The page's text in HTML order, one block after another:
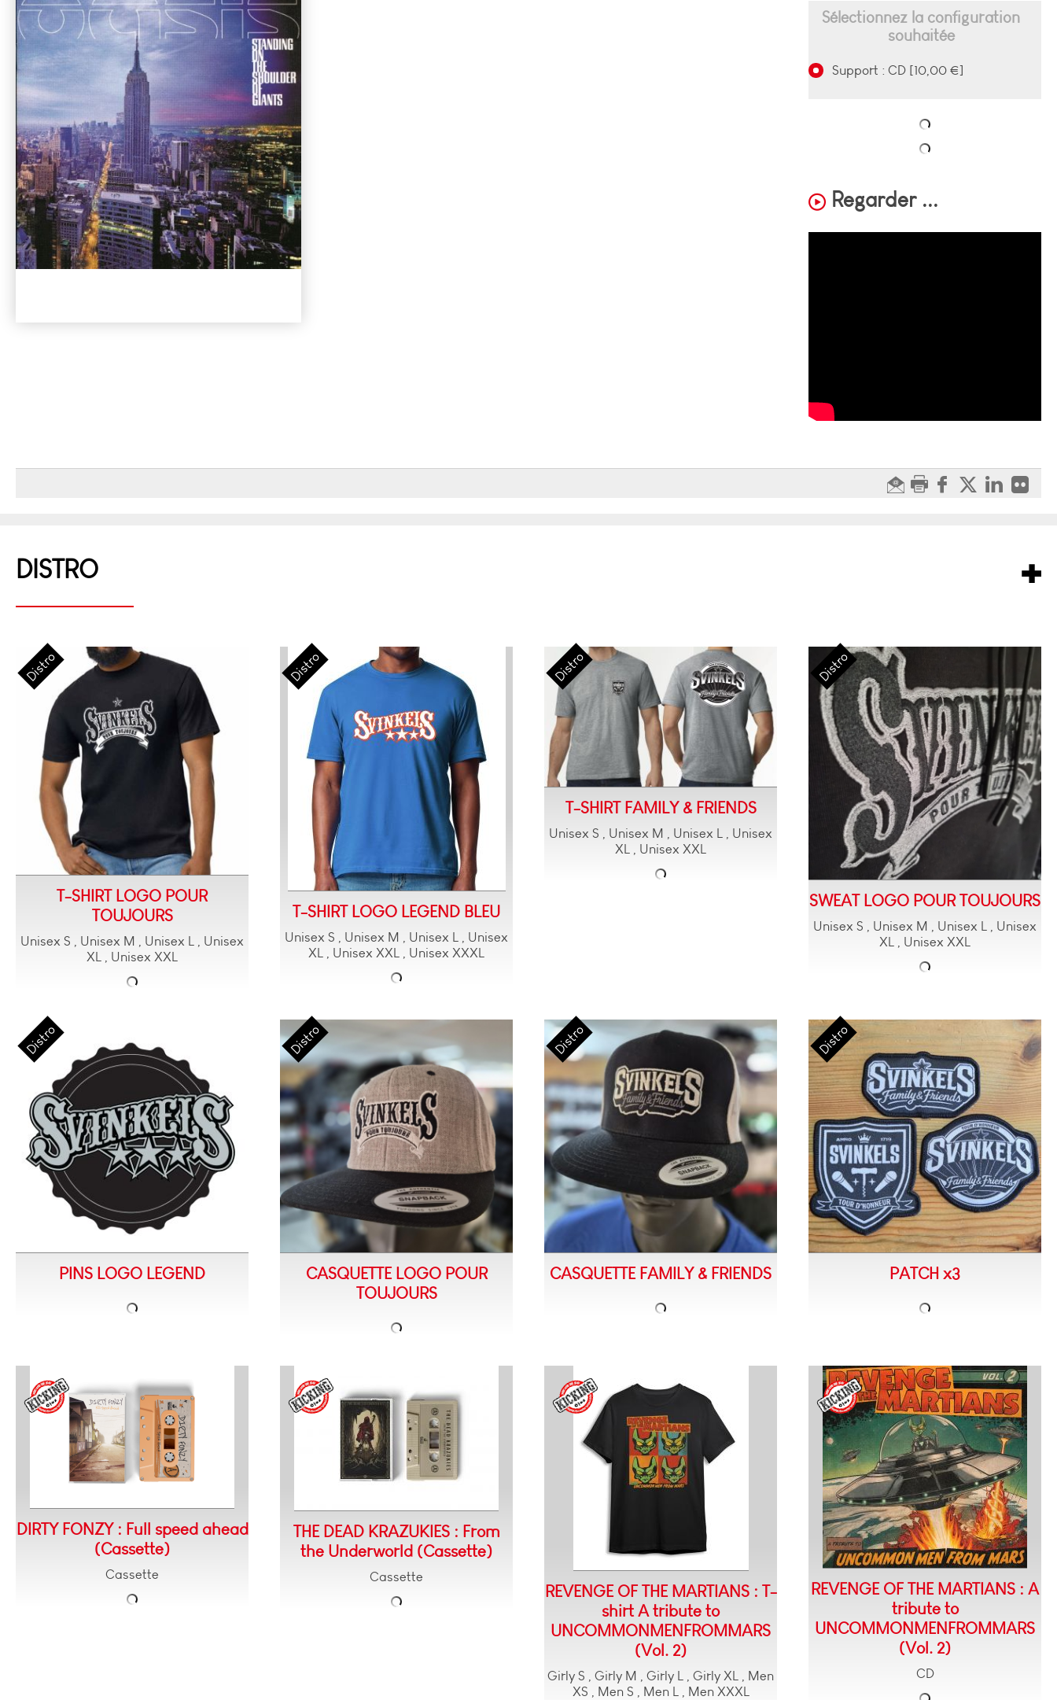
Sélectionnez la configuration
souhaitée
Support : CD [10,00 €]
Regarder ...
DISTRO
T-SHIRT LOGO POUR
TOUJOURS
Unisex S , Unisex M , Unisex L , Unisex
XL , Unisex XXL
T-SHIRT LOGO LEGEND BLEU
Unisex S , Unisex M , Unisex L , Unisex
XL , Unisex XXL , Unisex XXXL
T-SHIRT FAMILY & FRIENDS
Unisex S , Unisex M , Unisex L , Unisex
XL , Unisex XXL
SWEAT LOGO POUR TOUJOURS
Unisex S , Unisex M , Unisex L , Unisex
XL , Unisex XXL
PINS LOGO LEGEND
CASQUETTE LOGO POUR
TOUJOURS
CASQUETTE FAMILY & FRIENDS PATCH x3
DIRTY FONZY : Full speed ahead
(Cassette)
Cassette
THE DEAD KRAZUKIES : From
the Underworld (Cassette)
Cassette
REVENGE OF THE MARTIANS : T-
shirt A tribute to
UNCOMMONMENFROMMARS
(Vol. 2)
Girly S , Girly M , Girly L , Girly XL , Men
XS , Men S , Men L , Men XXXL
REVENGE OF THE MARTIANS : A
tribute to
UNCOMMONMENFROMMARS
(Vol. 2)
CD